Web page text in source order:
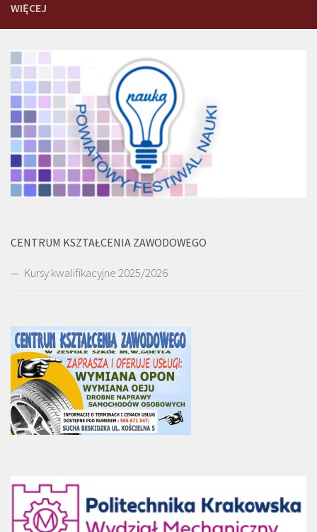
WIĘCEJ
CENTRUM KSZTAŁCENIA ZAWODOWEGO
Kursy kwalifikacyjne 2025/2026